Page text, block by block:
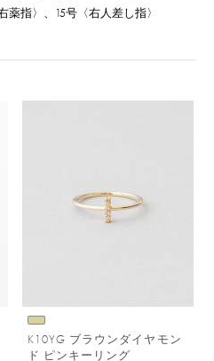
指〉、15号〈右人差し指〉
K10YG ブラウンダイヤモン
ド ピンキーリング